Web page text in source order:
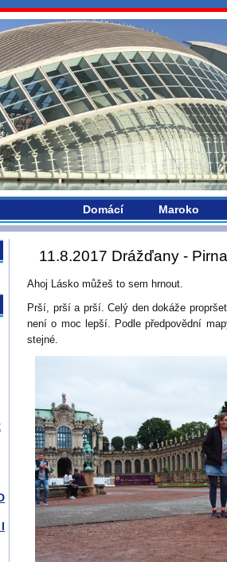
Domácí Maroko
11.8.2017 Drážďany -
Ahoj Lásko můžeš to sem hrnout.
Prší, prší a prší. Celý den dokáže
není o moc lepší. Podle předpovědní
stejné.